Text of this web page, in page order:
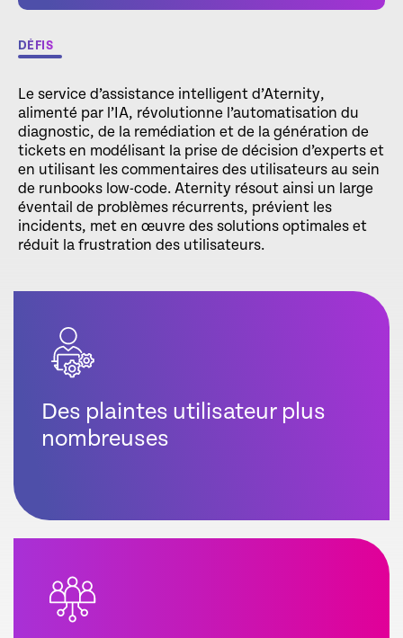
DÉFIS
Le service d’assistance intelligent d’Aternity,
alimenté par l’IA, révolutionne l’automatisation du
diagnostic, de la remédiation et de la génération de
tickets en modélisant la prise de décision d’experts et
en utilisant les commentaires des utilisateurs au sein
de runbooks low-code. Aternity résout ainsi un large
éventail de problèmes récurrents, prévient les
incidents, met en œuvre des solutions optimales et
réduit la frustration des utilisateurs.
Des plaintes utilisateur plus
nombreuses